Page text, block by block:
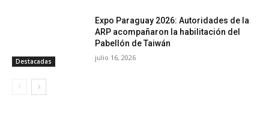
Destacadas
Expo Paraguay 2026: Autoridades de la
ARP acompañaron la habilitación del
Pabellón de Taiwán
julio 16, 2026